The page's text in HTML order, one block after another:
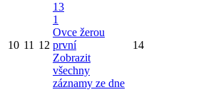
10 11 12
13
1
Ovce žerou
první
Zobrazit
všechny
záznamy ze dne
14